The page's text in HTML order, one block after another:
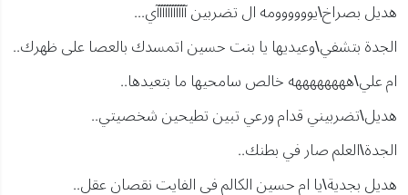
هديل بصراخ\يوووووومه ال تضربين آآآآآآآآآآآي...
الجدة بتشفي\وعيديها يا بنت حسين اتمسدك بالعصا على ظهرك..
ام علي\ههههههههه خالص سامحيها ما بتعيدها..
هديل\تضربيني قدام ورعي تبين تطيحين شخصيتي..
الجدة\العلم صار في بطنك..
هديل بجدية\يا ام حسين الكالم في الفايت نقصان عقل..